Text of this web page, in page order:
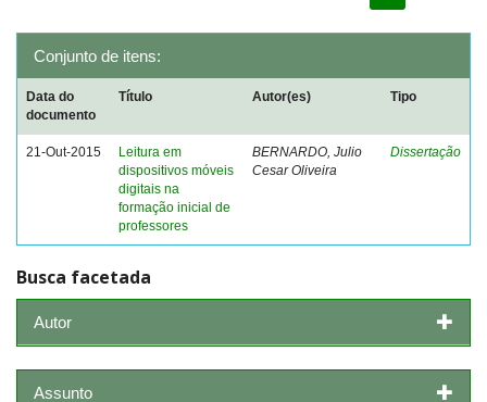
Conjunto de itens:
Data do
documento
Título Autor(es) Tipo
21-Out-2015
Leitura em
dispositivos móveis
digitais na
formação inicial de
professores
BERNARDO, Julio
Cesar Oliveira
Dissertação
Busca facetada
Autor
Assunto